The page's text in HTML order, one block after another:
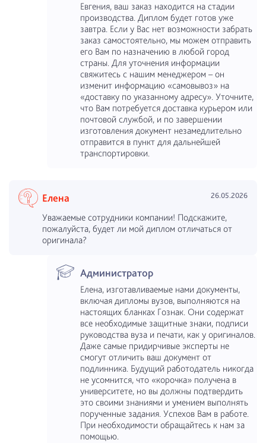
Евгения, ваш заказ находится на стадии
производства. Диплом будет готов уже
завтра. Если у Вас нет возможности забрать
заказ самостоятельно, мы можем отправить
его Вам по назначению в любой город
страны. Для уточнения информации
свяжитесь с нашим менеджером – он
изменит информацию «самовывоз» на
«доставку по указанному адресу». Уточните,
что Вам потребуется доставка курьером или
почтовой службой, и по завершении
изготовления документ незамедлительно
отправится в пункт для дальнейшей
транспортировки.
Елена 26.05.2026
Уважаемые сотрудники компании! Подскажите,
пожалуйста, будет ли мой диплом отличаться от
оригинала?
Администратор
Елена, изготавливаемые нами документы,
включая дипломы вузов, выполняются на
настоящих бланках Гознак. Они содержат
все необходимые защитные знаки, подписи
руководства вуза и печати, как у оригиналов.
Даже самые придирчивые эксперты не
смогут отличить ваш документ от
подлинника. Будущий работодатель никогда
не усомнится, что «корочка» получена в
университете, но вы должны подтвердить
это своими знаниями и умением выполнять
порученные задания. Успехов Вам в работе.
При необходимости обращайтесь к нам за
помощью.